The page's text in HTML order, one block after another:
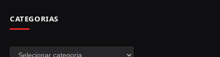
CATEGORIAS
Categorias